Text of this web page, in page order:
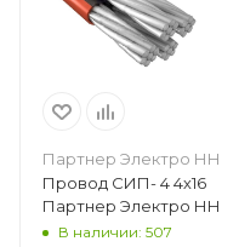
Партнер Электро НН
Провод СИП- 4 4х16
Партнер Электро НН
В наличии: 507